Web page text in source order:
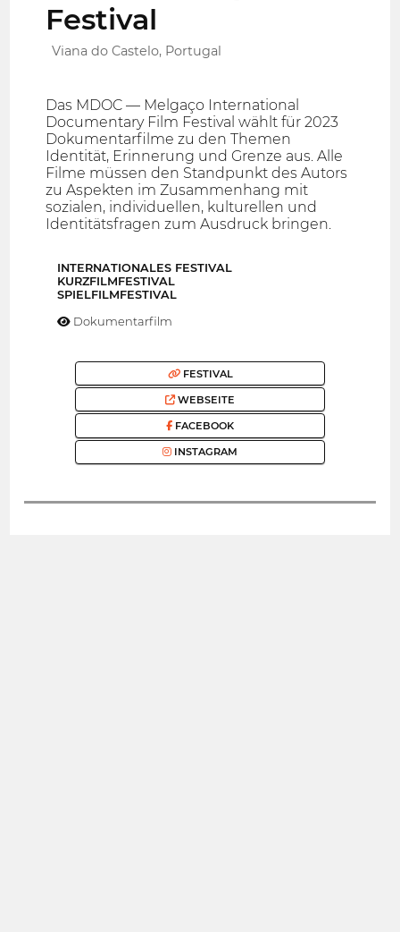
Festival
Viana do Castelo, Portugal
Das MDOC — Melgaço International
Documentary Film Festival wählt für 2023
Dokumentarfilme zu den Themen
Identität, Erinnerung und Grenze aus. Alle
Filme müssen den Standpunkt des Autors
zu Aspekten im Zusammenhang mit
sozialen, individuellen, kulturellen und
Identitätsfragen zum Ausdruck bringen.
INTERNATIONALES FESTIVAL
KURZFILMFESTIVAL
SPIELFILMFESTIVAL
Dokumentarfilm
FESTIVAL
WEBSEITE
FACEBOOK
INSTAGRAM